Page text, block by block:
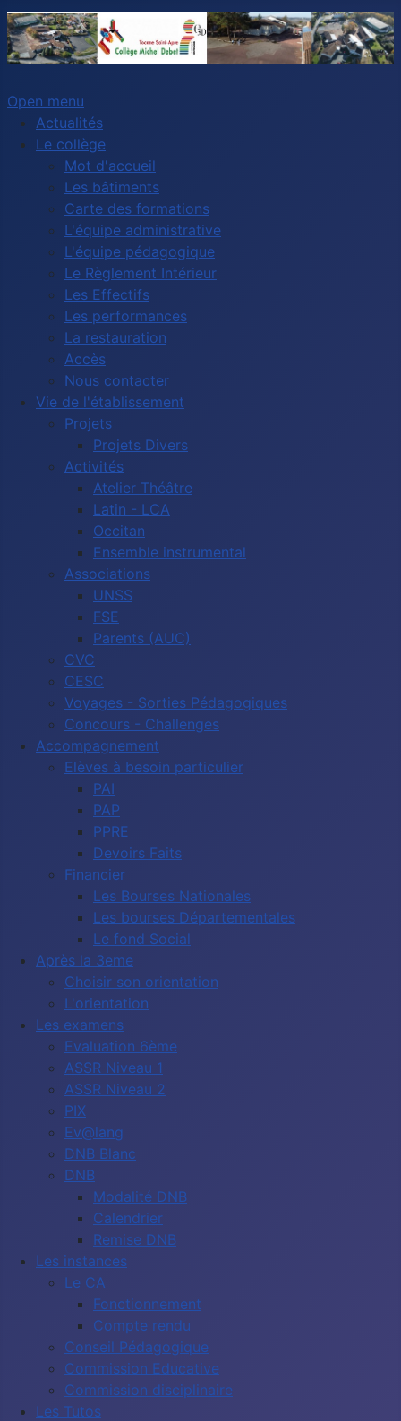
Open menu
Actualités
Le collège
Mot d'accueil
Les bâtiments
Carte des formations
L'équipe administrative
L'équipe pédagogique
Le Règlement Intérieur
Les Effectifs
Les performances
La restauration
Accès
Nous contacter
Vie de l'établissement
Projets
Projets Divers
Activités
Atelier Théâtre
Latin - LCA
Occitan
Ensemble instrumental
Associations
UNSS
FSE
Parents (AUC)
CVC
CESC
Voyages - Sorties Pédagogiques
Concours - Challenges
Accompagnement
Elèves à besoin particulier
PAI
PAP
PPRE
Devoirs Faits
Financier
Les Bourses Nationales
Les bourses Départementales
Le fond Social
Après la 3eme
Choisir son orientation
L'orientation
Les examens
Evaluation 6ème
ASSR Niveau 1
ASSR Niveau 2
PIX
Ev@lang
DNB Blanc
DNB
Modalité DNB
Calendrier
Remise DNB
Les instances
Le CA
Fonctionnement
Compte rendu
Conseil Pédagogique
Commission Educative
Commission disciplinaire
Les Tutos